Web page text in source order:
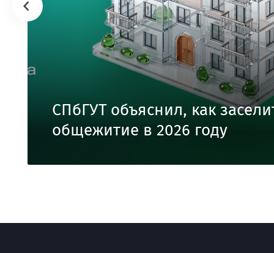
СПбГУТ объяснил, как
общежитие в 2026 году